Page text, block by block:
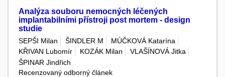
Analýza souboru nemocných léčených
implantabilními přístroji post mortem - design
studie
SEPŠI Milan ŠINDLER M
MÚČKOVÁ Katarína
KŘIVAN Lubomír
KOZÁK Milan
VLAŠÍNOVÁ Jitka
ŠPINAR Jindřich
Recenzovaný odborný článek